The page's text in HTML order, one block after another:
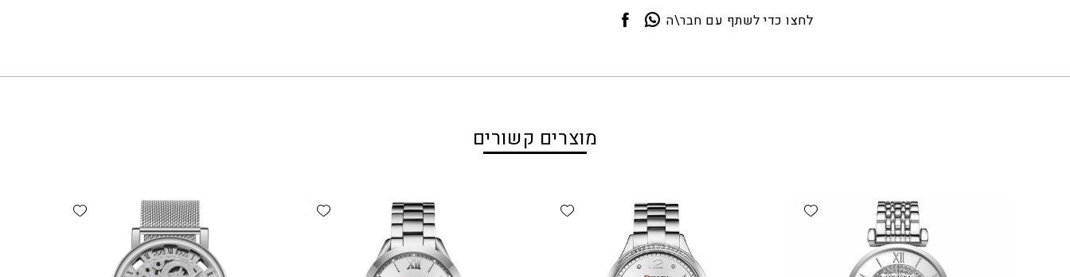
לחצו כדי לשתף עם חבר\ה
מוצרים קשורים
Add wishlist
Add wishlist
Add wishlist
Add wishlist